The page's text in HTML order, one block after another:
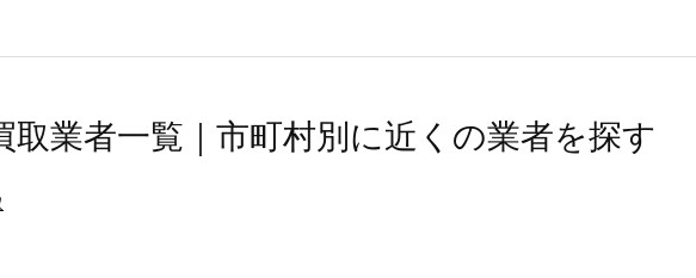
取業者一覧｜市町村別に近くの業者を探す